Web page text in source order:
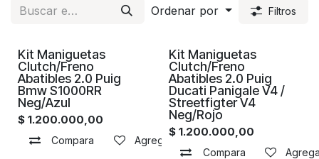
Ordenar por
Filtros
Kit Maniguetas
Clutch/Freno
Abatibles 2.0 Puig
Bmw S1000RR
Neg/Azul
$ 1.200.000,00
Compara Agregar a la lista de deseos
Kit Maniguetas
Clutch/Freno
Abatibles 2.0 Puig
Ducati Panigale V4 /
Streetfigter V4
Neg/Rojo
$1.200.000,00
Compara